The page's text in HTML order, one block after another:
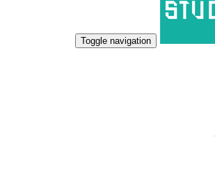
Toggle navigation